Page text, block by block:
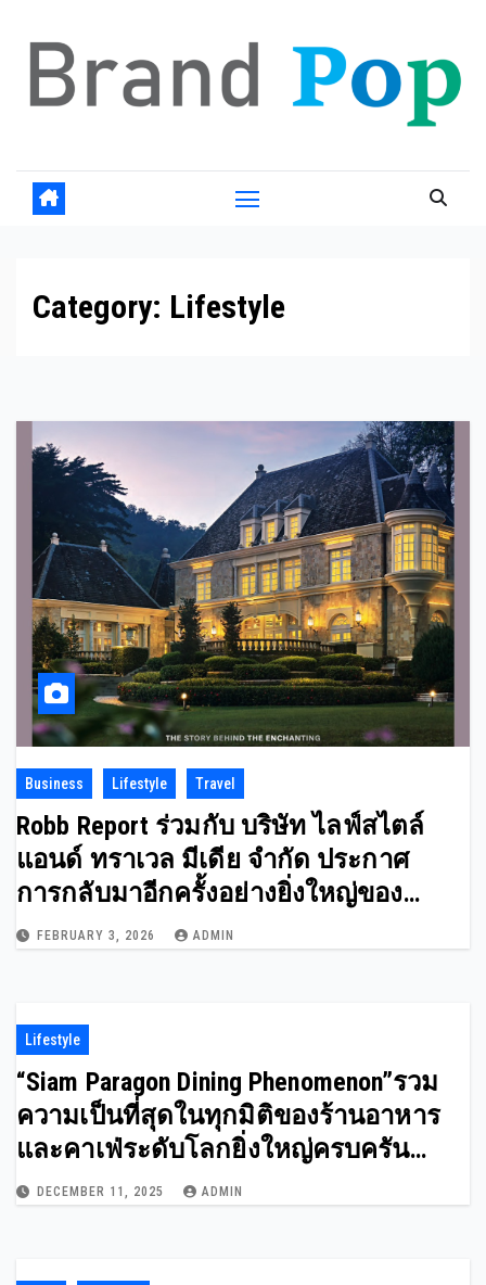
content
Category: Lifestyle
Business Lifestyle Travel
Robb Report ร่วมกับ บริษัท ไลฟ์สไตล์
แอนด์ ทราเวล มีเดีย จำกัด ประกาศ
การกลับมาอีกครั้งอย่างยิ่งใหญ่ของ
“Robb Report Thailand”
FEBRUARY 3, 2026 ADMIN
Lifestyle
“Siam Paragon Dining Phenomenon”รวม
ความเป็นที่สุดในทุกมิติของร้านอาหาร
และคาเฟ่ระดับโลกยิ่งใหญ่ครบครัน
พร้อมแหล่งแฮงค์เอ้าท์ใหม่ใจกลาง
DECEMBER 11, 2025 ADMIN